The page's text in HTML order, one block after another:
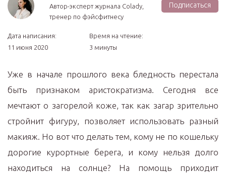
Автор-эксперт журнала Сolady,
тренер по фэйсфитнесу
Подписаться
Дата написания:
11 июня 2020
Время на чтение:
3 минуты
Уже в начале прошлого века бледность перестала
быть признаком аристократизма. Сегодня все
мечтают о загорелой коже, так как загар зрительно
стройнит фигуру, позволяет использовать разный
макияж. Но вот что делать тем, кому не по кошельку
дорогие курортные берега, и кому нельзя долго
находиться на солнце? На помощь приходит